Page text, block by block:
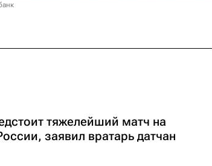
тяжелейший матч на
заявил вратарь датчан